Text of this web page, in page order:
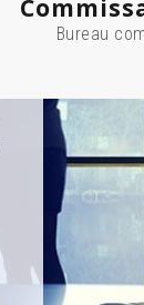
Bureau